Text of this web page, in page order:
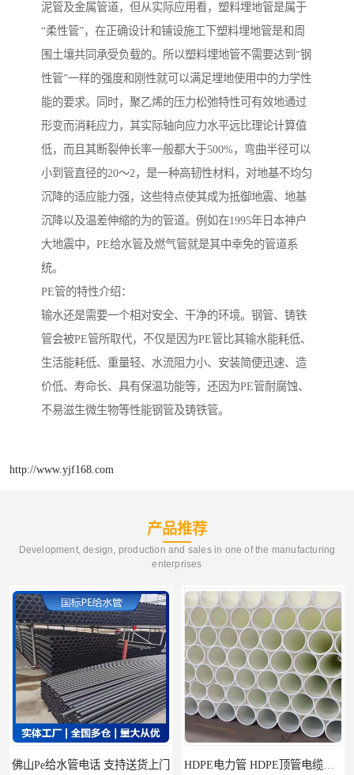
泥管及金属管道，但从实际应用看，塑料埋地管是属于
“柔性管”，在正确设计和铺设施工下塑料埋地管是和周
围土壤共同承受负载的。所以塑料埋地管不需要达到“钢
性管”一样的强度和刚性就可以满足埋地使用中的力学性
能的要求。同时，聚乙烯的压力松弛特性可有效地通过
形变而消耗应力，其实际轴向应力水平远比理论计算值
低，而且其断裂伸长率一般都大于500%，弯曲半径可以
小到管直径的20～2，是一种高韧性材料，对地基不均匀
沉降的适应能力强，这些特点使其成为抵御地震、地基
沉降以及温差伸缩的为的管道。例如在1995年日本神户
大地震中，PE给水管及燃气管就是其中幸免的管道系
统。
PE管的特性介绍：
输水还是需要一个相对安全、干净的环境。钢管、铸铁
管会被PE管所取代，不仅是因为PE管比其输水能耗低、
生活能耗低、重量轻、水流阻力小、安装简便迅速、造
价低、寿命长、具有保温功能等，还因为PE管耐腐蚀、
不易滋生微生物等性能钢管及铸铁管。
http://www.yjf168.com
产品推荐
Development, design, production and sales in one of the manufacturing
enterprises
门